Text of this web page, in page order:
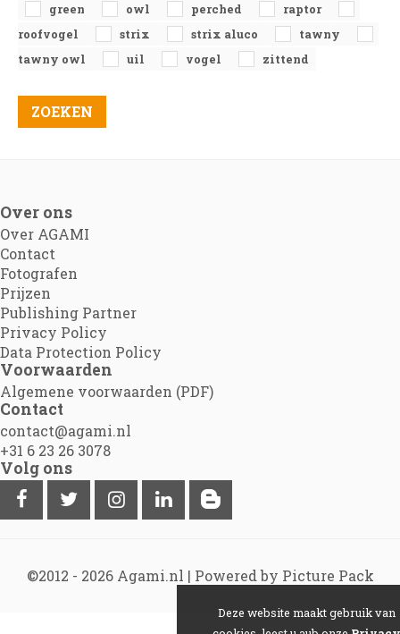
green
owl perched
raptor
roofvogel
strix strix aluco
tawny
tawny owl
uil vogel zittend
Over ons
Over AGAMI
Contact
Fotografen
Prijzen
Publishing Partner
Privacy Policy
Data Protection Policy
Voorwaarden
Algemene voorwaarden (PDF)
Contact
contact@agami.nl
+31 6 23 26 3078
Volg ons
©2012 - 2026 Agami.nl | Powered by Picture Pack
Deze website maakt gebruik van